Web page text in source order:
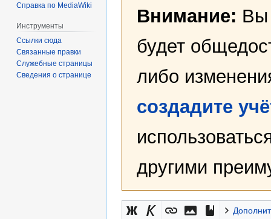
Внимание: Вы
будет
либо
создадите
другими
Справка по MediaWiki
Инструменты
Ссылки сюда
Связанные правки
Служебные страницы
Сведения о странице